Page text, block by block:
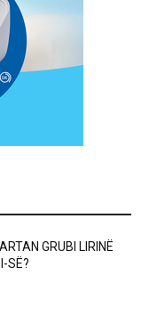
GRUBI LIRINË
SË?